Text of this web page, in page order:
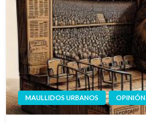
MAULLIDOS URBANOS OPINIÓN